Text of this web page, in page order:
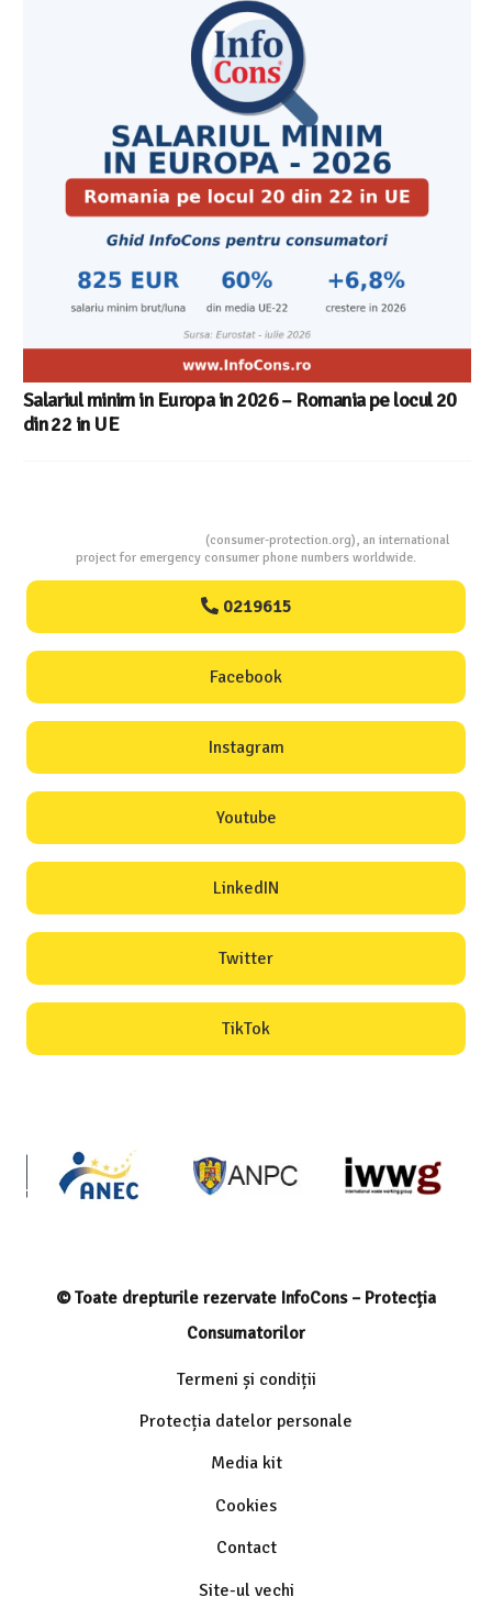
Salariul minim in Europa in 2026 – Romania pe locul 20
din 22 in UE
(consumer-protection.org), an international
project for emergency consumer phone numbers worldwide.
0219615
Facebook
Instagram
Youtube
LinkedIN
Twitter
TikTok
© Toate drepturile rezervate InfoCons – Protecția
Consumatorilor
Termeni și condiții
Protecția datelor personale
Media kit
Cookies
Contact
Site-ul vechi